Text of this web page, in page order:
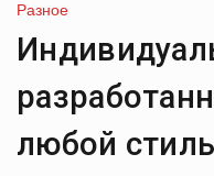
Разное
любой